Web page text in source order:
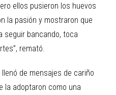
ellos pusieron los huevos
la pasión y mostraron que
seguir bancando, toca
remató.
de mensajes de cariño
la adoptaron como una